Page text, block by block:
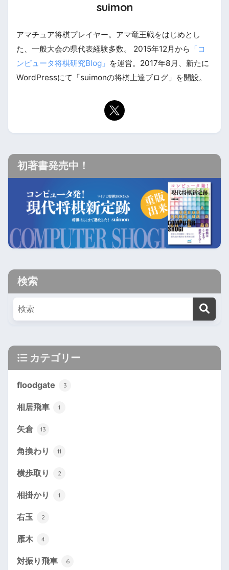
suimon
アマチュア将棋プレイヤー。アマ竜王戦をはじめとし
た、一般大会の県代表経験多数。 2015年12月から 「コ
ンピュータ将棋研究Blog」 を運営。2017年8月、新たに
WordPressにて「suimonの将棋上達ブログ」を開設。
初著書発売中！
検索
カテゴリー
floodgate 3
相居飛車 1
矢倉 13
角換わり 11
横歩取り 2
相掛かり 1
右玉 2
雁木 4
対振り飛車 6